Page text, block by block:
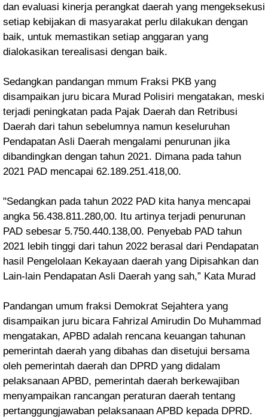
dan evaluasi kinerja perangkat daerah yang mengeksekusi
setiap kebijakan di masyarakat perlu dilakukan dengan
baik, untuk memastikan setiap anggaran yang
dialokasikan terealisasi dengan baik.
Sedangkan pandangan mmum Fraksi PKB yang
disampaikan juru bicara Murad Polisiri mengatakan, meski
terjadi peningkatan pada Pajak Daerah dan Retribusi
Daerah dari tahun sebelumnya namun keseluruhan
Pendapatan Asli Daerah mengalami penurunan jika
dibandingkan dengan tahun 2021. Dimana pada tahun
2021 PAD mencapai 62.189.251.418,00.
"Sedangkan pada tahun 2022 PAD kita hanya mencapai
angka 56.438.811.280,00. Itu artinya terjadi penurunan
PAD sebesar 5.750.440.138,00. Penyebab PAD tahun
2021 lebih tinggi dari tahun 2022 berasal dari Pendapatan
hasil Pengelolaan Kekayaan daerah yang Dipisahkan dan
Lain-lain Pendapatan Asli Daerah yang sah,” Kata Murad
Pandangan umum fraksi Demokrat Sejahtera yang
disampaikan juru bicara Fahrizal Amirudin Do Muhammad
mengatakan, APBD adalah rencana keuangan tahunan
pemerintah daerah yang dibahas dan disetujui bersama
oleh pemerintah daerah dan DPRD yang didalam
pelaksanaan APBD, pemerintah daerah berkewajiban
menyampaikan rancangan peraturan daerah tentang
pertanggungjawaban pelaksanaan APBD kepada DPRD.